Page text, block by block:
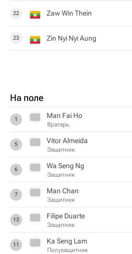
22 Zaw Win Thein
23 Zin Nyi Nyi Aung
На поле
1 Man Fai Ho
Вратарь
5 Vitor Almeida
Защитник
6 Wa Seng Ng
Защитник
7 Man Chan
Защитник
13 Filipe Duarte
Защитник
11 Ka Seng Lam
Полузащитник